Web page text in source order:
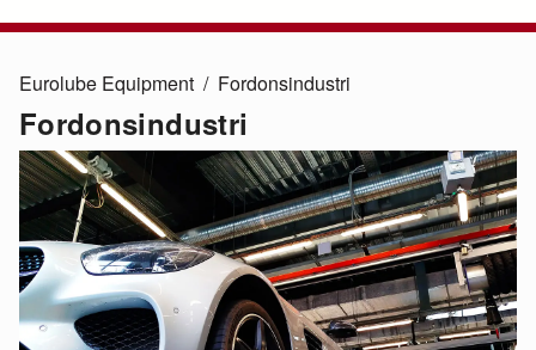
Eurolube Equipment Fordonsindustri
Fordonsindustri